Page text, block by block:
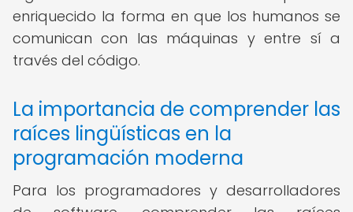
enriquecido la forma en que los humanos se
comunican con las máquinas y entre sí a
través del código.
La importancia de comprender las
raíces lingüísticas en la
programación moderna
Para los programadores y desarrolladores